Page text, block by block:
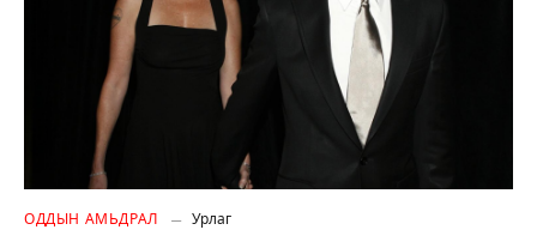
ОДДЫН АМЬДРАЛ Урлаг